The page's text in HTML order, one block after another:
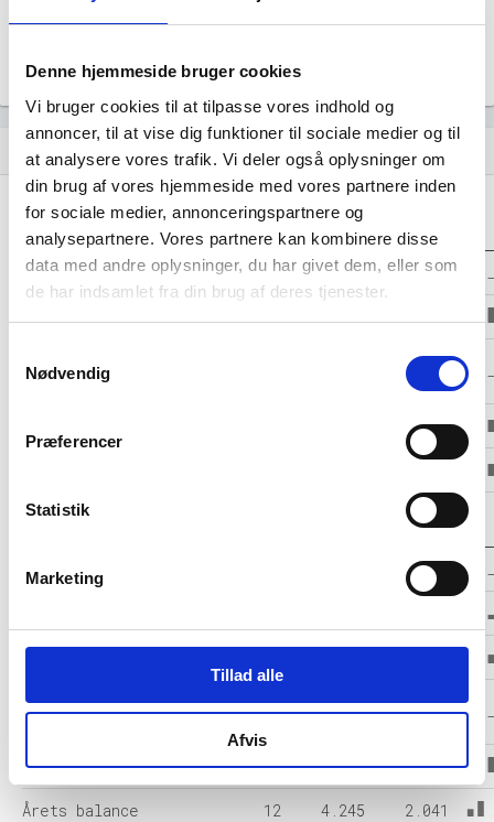
Denne hjemmeside bruger cookies
Vi bruger cookies til at tilpasse vores indhold og
annoncer, til at vise dig funktioner til sociale medier og til
at analysere vores trafik. Vi deler også oplysninger om
din brug af vores hjemmeside med vores partnere inden
for sociale medier, annonceringspartnere og
analysepartnere. Vores partnere kan kombinere disse
data med andre oplysninger, du har givet dem, eller som
de har indsamlet fra din brug af deres tjenester.
Nødvendig
Præferencer
Statistik
Marketing
Tillad alle
Afvis
Regnskaber
Resultat i 1000
2024-06 2023-06
Nettoomsætning - - -
Bruttofortjeneste -247 -11 -11
(EBIT)
-
1.434
2022-06
Anlægsaktiver 2.006
Egenkapital
Hensatte
forpligtelser
3.782 - -
Gældsforpligtelser 871 635 567
Årets balance 12 4.245 2.041